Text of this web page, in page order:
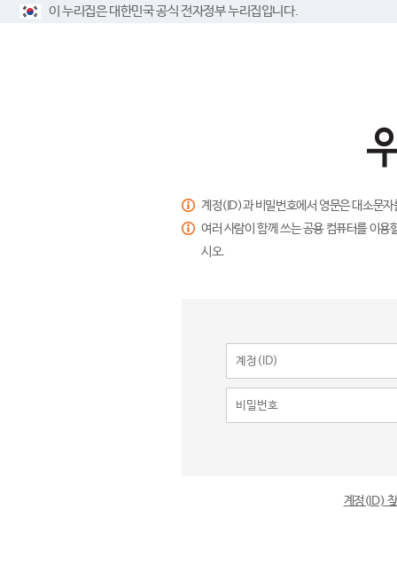
이 누리집은 대한민국 공식 전자정부 누리집입니다.
계정(ID)과 비밀번호에서 영문은 대소문
여러 사람이 함께 쓰는 공용 컴퓨터를 이
시오.
계정(ID)